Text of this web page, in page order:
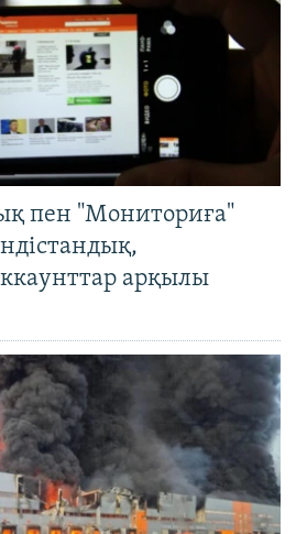
пен "Мониториға"
арқылы